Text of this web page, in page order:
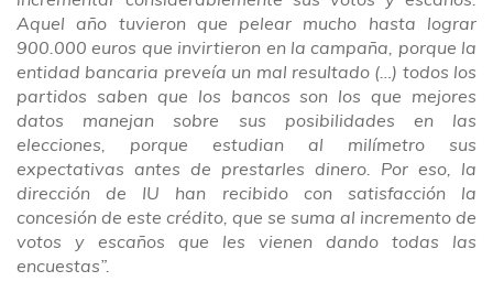
Aquel año tuvieron que pelear mucho hasta lograr
900.000 euros que invirtieron en la campaña, porque la
entidad bancaria preveía un mal resultado (…) todos los
partidos saben que los bancos son los que mejores
datos manejan sobre sus posibilidades en las
elecciones, porque estudian al milímetro sus
expectativas antes de prestarles dinero. Por eso, la
dirección de IU han recibido con satisfacción la
concesión de este crédito, que se suma al incremento de
votos y escaños que les vienen dando todas las
encuestas”.